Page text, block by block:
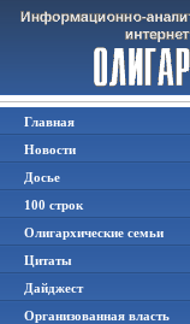
Главная
Новости
Досье
100 строк
Олигархические семьи
Цитаты
Дайджест
Организованная власть